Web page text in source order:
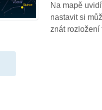
Na mapě
nastavit si
znát rozložení